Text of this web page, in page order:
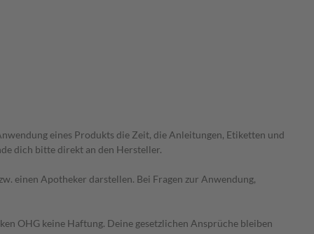
eines Produkts die Zeit, die Anleitungen, Etiketten und
dich bitte direkt an den Hersteller.
einen Apotheker darstellen. Bei Fragen zur Anwendung,
OHG keine Haftung. Deine gesetzlichen Ansprüche bleiben